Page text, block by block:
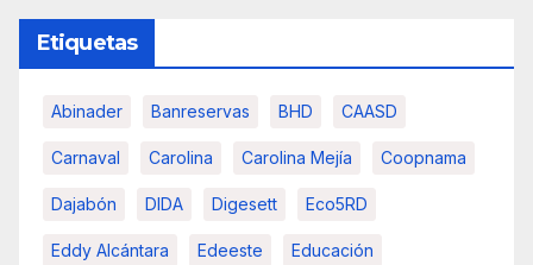
Etiquetas
Abinader Banreservas BHD CAASD
Carnaval Carolina Carolina Mejía Coopnama
Dajabón DIDA Digesett Eco5RD
Eddy Alcántara Edeeste Educación